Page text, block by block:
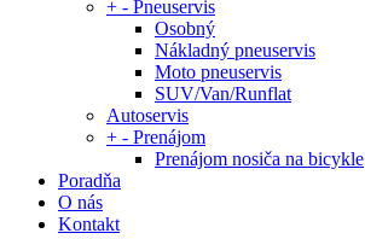
+ - Pneuservis
Osobný
Nákladný pneuservis
Moto pneuservis
SUV/Van/Runflat
Autoservis
+ - Prenájom
Prenájom nosiča na bicykle
Poradňa
O nás
Kontakt